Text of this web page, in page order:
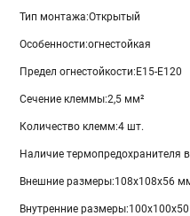
Тип монтажа:Открытый
Особенности:огнестойкая
Предел огнестойкости:Е15-Е120
Сечение клеммы:2,5 мм²
Количество клемм:4 шт.
Наличие термопредохранителя
Внешние размеры:108х108х56
Внутренние